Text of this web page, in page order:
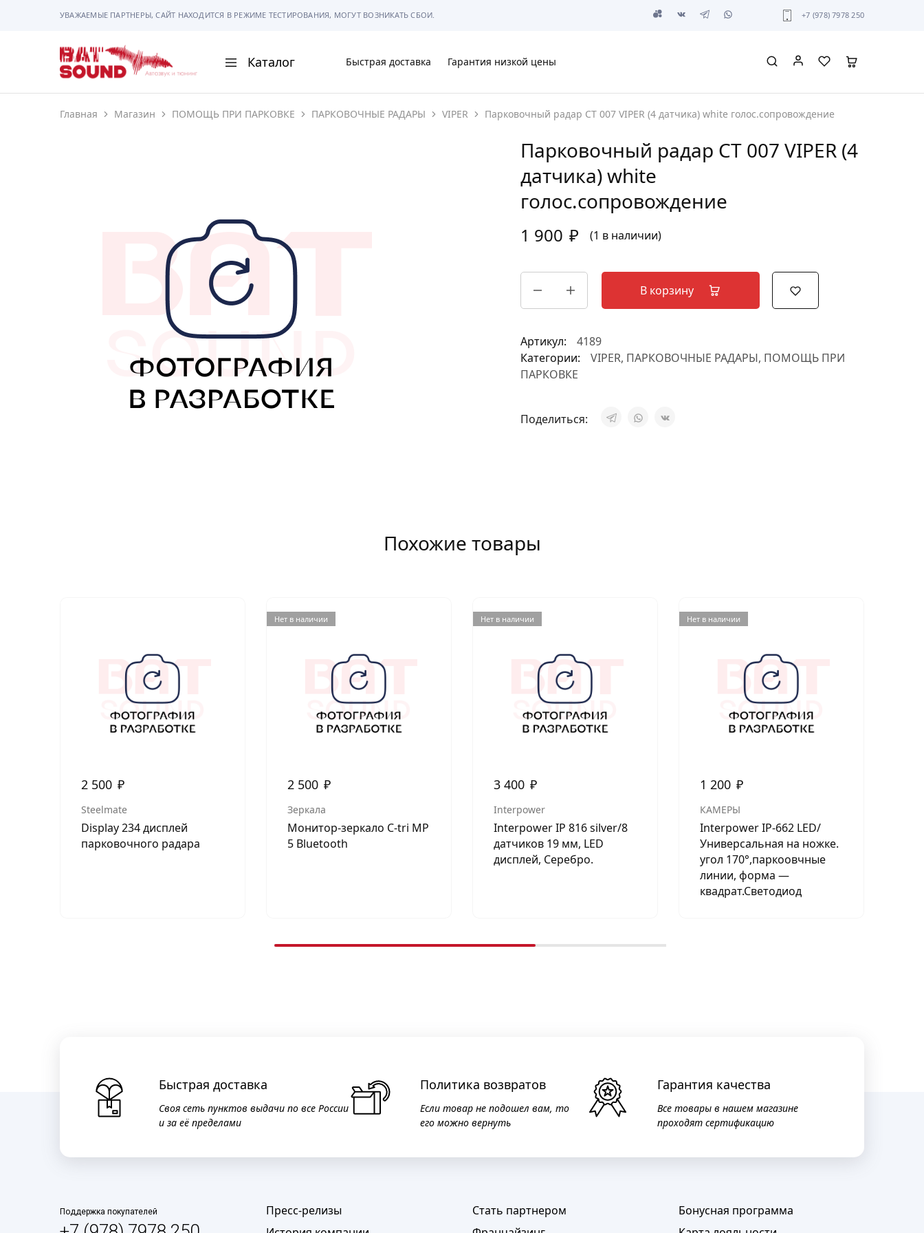
УВАЖАЕМЫЕ ПАРТНЕРЫ, САЙТ НАХОДИТСЯ В РЕЖИМЕ ТЕСТИРОВАНИЯ, МОГУТ ВОЗНИКАТЬ СБОИ. +7 (978) 7978 250
BAT
Sound
Каталог
АВТОМАГНИТОЛЫ
ГАДЖЕТЫ
СИГНАЛИЗАЦИИ
ПОМОЩЬ ПРИ ПАРКОВКЕ
МУЗЫКАЛЬНЫЕ АКСЕССУАРЫ
САБВУФЕРЫ
ШУМОИЗОЛЯЦИЯ
Быстрая доставка Гарантия низкой цены
Главная Магазин ПОМОЩЬ ПРИ ПАРКОВКЕ ПАРКОВОЧНЫЕ РАДАРЫ VIPER Парковочный радар CT 007 VIPER (4 датчика) white голос.сопровождение
Парковочный радар CT 007 VIPER (4
датчика) white
голос.сопровождение
1 900 ₽ (1 в наличии)
В корзину
Артикул:
4189
Категории:
VIPER, ПАРКОВОЧНЫЕ РАДАРЫ, ПОМОЩЬ ПРИ
ПАРКОВКЕ
Поделиться:
Похожие товары
2 500 ₽
Steelmate
Display 234 дисплей
парковочного радара
Нет в наличии
2 500 ₽
Зеркала
Монитор-зеркало C-tri MP
5 Bluetooth
Нет в наличии
3 400 ₽
Interpower
Interpower IP 816 silver/8
датчиков 19 мм, LED
дисплей, Серебро.
Нет в наличии
1 200 ₽
КАМЕРЫ
Interpower IP-662 LED/
Универсальная на ножке.
угол 170°,паркоовчные
линии, форма —
квадрат.Светодиод
Быстрая доставка
Своя сеть пунктов выдачи по все России
и за её пределами
Политика возвратов
Если товар не подошел вам, то
его можно вернуть
Гарантия качества
Все товары в нашем магазине
проходят сертификацию
Поддержка покупателей
Пресс-релизы
Стать партнером
Бонусная программа